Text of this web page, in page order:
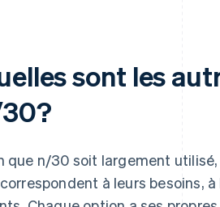
sont les
que n/30 soit largement
à leurs besoins,